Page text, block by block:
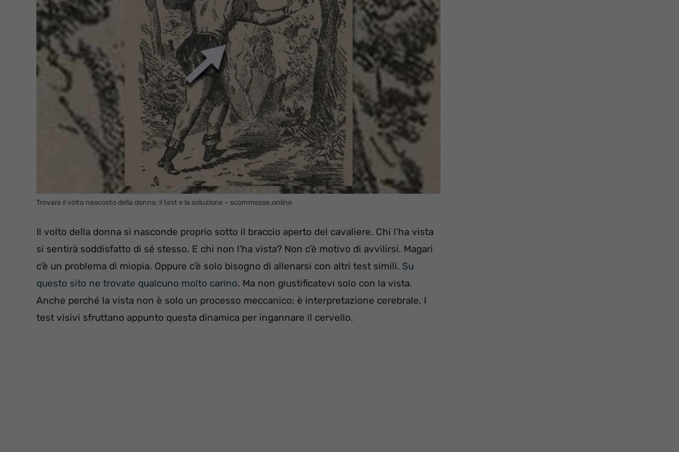
Trovare il volto nascosto della donna: il test e la soluzione – scommesse.online
Il volto della donna si nasconde proprio sotto il braccio aperto del cavaliere. Chi l’ha vista
si sentirà soddisfatto di sé stesso. E chi non l’ha vista? Non c’è motivo di avvilirsi. Magari
c’è un problema di miopia. Oppure c’è solo bisogno di allenarsi con altri test simili. Su
questo sito ne trovate qualcuno molto carino. Ma non giustificatevi solo con la vista.
Anche perché la vista non è solo un processo meccanico: è interpretazione cerebrale. I
test visivi sfruttano appunto questa dinamica per ingannare il cervello.